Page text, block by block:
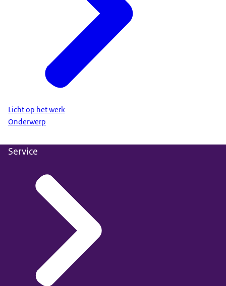
Licht op het werk
Onderwerp
Service